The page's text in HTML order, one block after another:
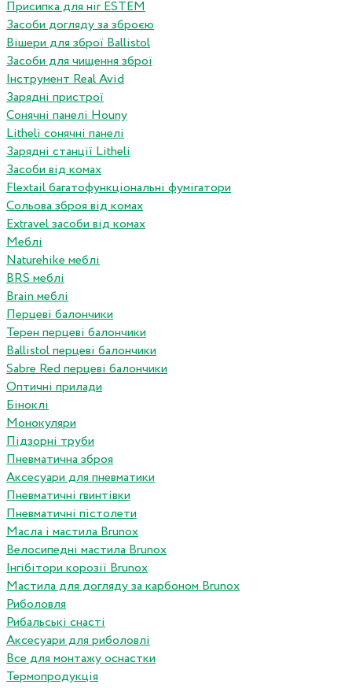
Присипка для ніг ESTEM
Засоби догляду за зброєю
Вішери для зброї Ballistol
Засоби для чищення зброї
Інструмент Real Avid
Зарядні пристрої
Сонячні панелі Houny
Litheli сонячні панелі
Зарядні станції Litheli
Засоби від комах
Flextail багатофункціональні фумігатори
Сольова зброя від комах
Extravel засоби від комах
Меблі
Naturehike меблі
BRS меблі
Brain меблі
Перцеві балончики
Терен перцеві балончики
Ballistol перцеві балончики
Sabre Red перцеві балончики
Оптичні прилади
Біноклі
Монокуляри
Підзорні труби
Пневматична зброя
Аксесуари для пневматики
Пневматичні гвинтівки
Пневматичні пістолети
Масла і мастила Brunox
Велосипедні мастила Brunox
Інгібітори корозії Brunox
Мастила для догляду за карбоном Brunox
Риболовля
Рибальські снасті
Аксесуари для риболовлі
Все для монтажу оснастки
Термопродукція